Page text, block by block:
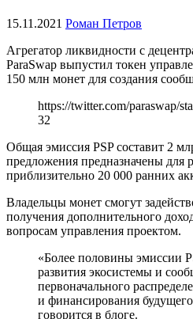
15.11.2021 Роман Петров
Агрегатор ликвидности с
ParaSwap выпустил токен
150 млн монет для создания
https://twitter.com/paraswap/
32
Общая эмиссия PSP составит 2
предложения предназначены для
приблизительно 20 000 ранних
Владельцы монет смогут
получения дополнительного
вопросам управления проектом.
«Более половины эмиссии
развития экосистемы и
первоначального
и финансирования
говорится в блоге.